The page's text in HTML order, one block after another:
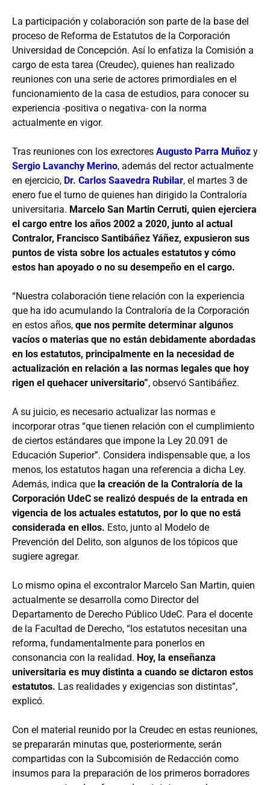
La participación y colaboración son parte de la base del
proceso de Reforma de Estatutos de la Corporación
Universidad de Concepción. Así lo enfatiza la Comisión a
cargo de esta tarea (Creudec), quienes han realizado
reuniones con una serie de actores primordiales en el
funcionamiento de la casa de estudios, para conocer su
experiencia -positiva o negativa- con la norma
actualmente en vigor.
Tras reuniones con los exrectores Augusto Parra Muñoz y
Sergio Lavanchy Merino, además del rector actualmente
en ejercicio, Dr. Carlos Saavedra Rubilar, el martes 3 de
enero fue el turno de quienes han dirigido la Contraloría
universitaria. Marcelo San Martin Cerruti, quien ejerciera
el cargo entre los años 2002 a 2020, junto al actual
Contralor, Francisco Santibáñez Yáñez, expusieron sus
puntos de vista sobre los actuales estatutos y cómo
estos han apoyado o no su desempeño en el cargo.
“Nuestra colaboración tiene relación con la experiencia
que ha ido acumulando la Contraloría de la Corporación
en estos años, que nos permite determinar algunos
vacíos o materias que no están debidamente abordadas
en los estatutos, principalmente en la necesidad de
actualización en relación a las normas legales que hoy
rigen el quehacer universitario”, observó Santibáñez.
A su juicio, es necesario actualizar las normas e
incorporar otras “que tienen relación con el cumplimiento
de ciertos estándares que impone la Ley 20.091 de
Educación Superior”. Considera indispensable que, a los
menos, los estatutos hagan una referencia a dicha Ley.
Además, indica que la creación de la Contraloría de la
Corporación UdeC se realizó después de la entrada en
vigencia de los actuales estatutos, por lo que no está
considerada en ellos. Esto, junto al Modelo de
Prevención del Delito, son algunos de los tópicos que
sugiere agregar.
Lo mismo opina el excontralor Marcelo San Martin, quien
actualmente se desarrolla como Director del
Departamento de Derecho Público UdeC. Para el docente
de la Facultad de Derecho, “los estatutos necesitan una
reforma, fundamentalmente para ponerlos en
consonancia con la realidad. Hoy, la enseñanza
universitaria es muy distinta a cuando se dictaron estos
estatutos. Las realidades y exigencias son distintas”,
explicó.
Con el material reunido por la Creudec en estas reuniones,
se prepararán minutas que, posteriormente, serán
compartidas con la Subcomisión de Redacción como
insumos para la preparación de los primeros borradores